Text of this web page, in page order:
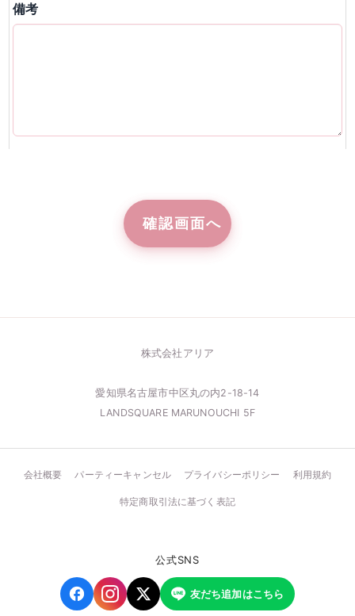
備考
株式会社アリア
愛知県名古屋市中区丸の内2-18-14
LANDSQUARE MARUNOUCHI 5F
会社概要 パーティーキャンセル プライバシーポリシー 利用規約
特定商取引法に基づく表記
公式SNS
友だち追加はこちら